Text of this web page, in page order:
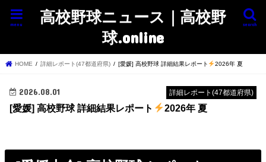
高校野球ニュース｜高校野
球.online
search
menu
HOME 詳細レポート(47都道府県) [愛媛] 高校野球 詳細結果レポート 2026年 夏
詳細レポート(47都道府県)
2026.08.01
[愛媛] 高校野球 詳細結果レポート 2026年 夏